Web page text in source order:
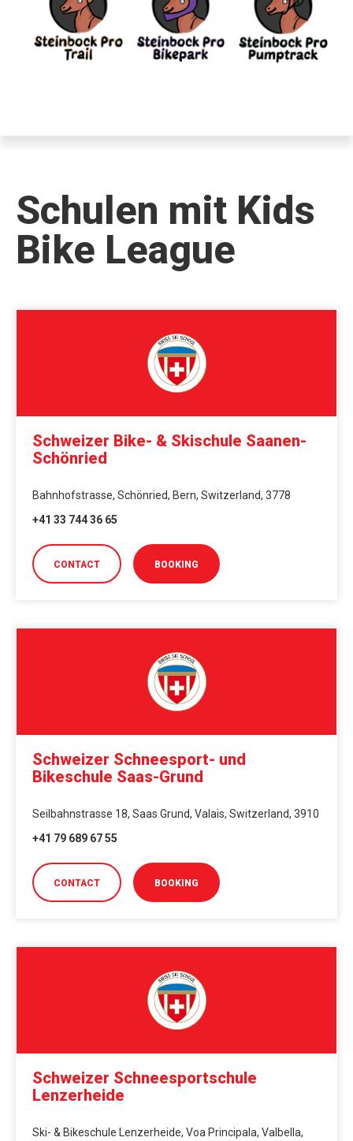
Schulen mit Kids
Bike League
Schweizer Bike- & Skischule Saanen-
Schönried
Bahnhofstrasse, Schönried, Bern, Switzerland, 3778
+41 33 744 36 65
CONTACT BOOKING
Schweizer Schneesport- und
Bikeschule Saas-Grund
Seilbahnstrasse 18, Saas Grund, Valais, Switzerland, 3910
+41 79 689 67 55
CONTACT BOOKING
Schweizer Schneesportschule
Lenzerheide
Ski- & Bikeschule Lenzerheide, Voa Principala, Valbella,